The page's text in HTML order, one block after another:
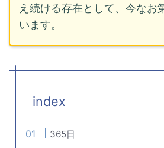
え続ける存在として、今なお
います。
index
365日